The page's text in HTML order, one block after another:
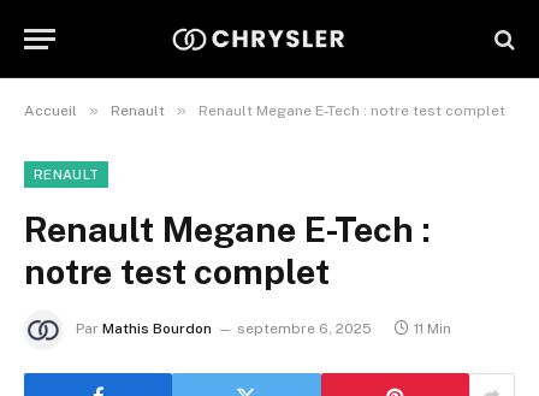
Accueil » Renault » Renault Megane E-Tech : notre test complet
RENAULT
Renault Megane E-Tech :
notre test complet
Par Mathis Bourdon septembre 6, 2025 11 Min